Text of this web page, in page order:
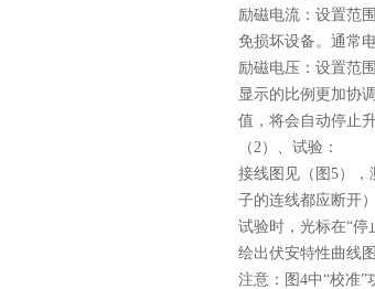
励磁电流：设置范
免损坏设备。通常
励磁电压：设置范
显示的比例更加协
值，将会自动停止
（2）、试验：
接线图见（图5），
子的连线都应断
试验时，光标在“
绘出伏安特性曲线
注意：图4中“校准